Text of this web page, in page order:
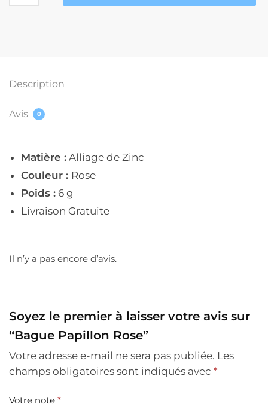
Bague
Description
Avis 0
Matière : Alliage de Zinc
Couleur : Rose
Poids : 6 g
Livraison Gratuite
Il n’y a pas encore d’avis.
Soyez le premier à laisser votre avis sur
“Bague Papillon Rose”
Votre adresse e-mail ne sera pas publiée. Les
champs obligatoires sont indiqués avec *
Votre note *